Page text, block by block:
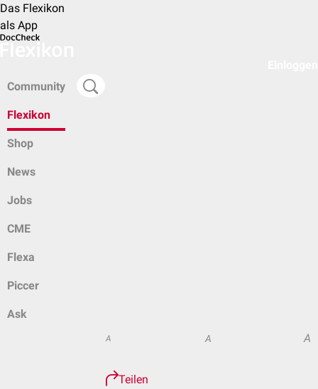
Das Flexikon
als App
Community
Flexikon
Shop
News
Jobs
CME
Flexa
Piccer
Ask
A A A
Teilen